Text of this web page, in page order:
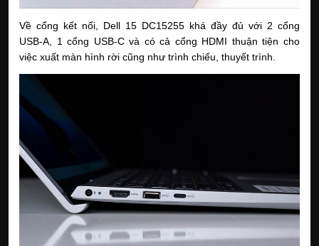
Về cổng kết nối, Dell 15 DC15255 khá đầy đủ với 2 cổng
USB-A, 1 cổng USB-C và có cả cổng HDMI thuận tiện cho
việc xuất màn hình rời cũng như trình chiếu, thuyết trình.